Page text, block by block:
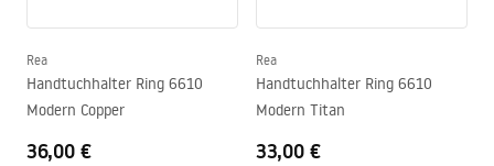
Rea
Handtuchhalter Ring 6610
Modern Copper
36,00 €
Rea
Handtuchhalter Ring 6610
Modern Titan
33,00 €